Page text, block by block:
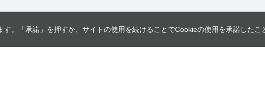
。「承諾」を押すか、サイトの使用を続けることでCookieの使用を承諾したこ